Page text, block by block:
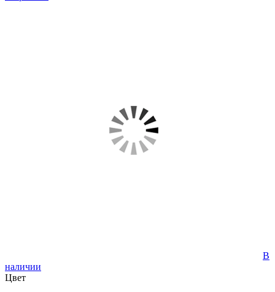
В
наличии
Цвет